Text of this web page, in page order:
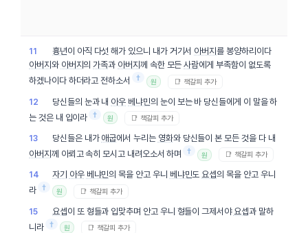
11 흉년이 아직 다섯 해가 있으니 내가 거기서 아버지를 봉양하리이다
아버지 와 아버지의가족과 아버지 께 속한 모든사람에게 부족함이 없도록
하겠나이다 하더라고 전하소서
† 원 📑 책갈피 추가
12 당신들의 눈과 내 아우 베냐민의 눈이 보는 바 당신들에게 이 말을 하
는 것은 내 입이라 † 원 📑 책갈피 추가
13 당신들은 내가 애굽에서 누리는 영화와 당신들이 본 모든 것을 다 내
아버지 께 아뢰고 속히 모시고 내려오소서 하며 † 원 📑 책갈피 추가
14 자기 아우 베냐민의 목을 안고 우니 베냐민도요셉의 목을 안고 우니
라 † 원 📑 책갈피 추가
15 요셉이 또 형들과 입맞추며 안고 우니 형들이 그제서야 요셉과 말하
니라 † 원 📑 책갈피 추가